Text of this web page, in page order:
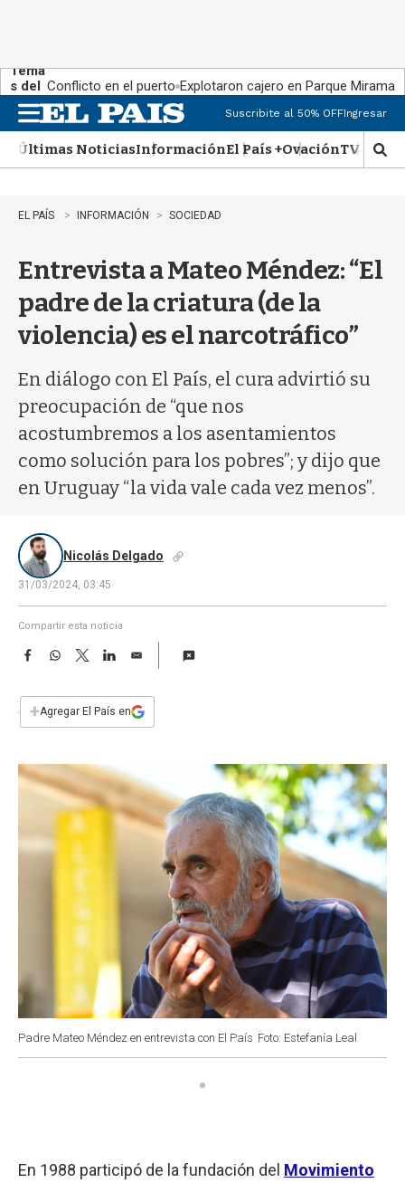
Tema
s del
día:
Conflicto en el puerto Explotaron cajero en Parque Miramar
n
u
Suscribite al 50% OFFIngresar
Últimas NoticiasInformaciónEl País +OvaciónTV Show
M
o
r
b
EL PAÍS INFORMACIÓN SOCIEDAD
Entrevista a Mateo Méndez: “El
padre de la criatura (de la
violencia) es el narcotráfico”
En diálogo con El País, el cura advirtió su
preocupación de “que nos
acostumbremos a los asentamientos
como solución para los pobres”; y dijo que
en Uruguay “la vida vale cada vez menos”.
Nicolás Delgado
31/03/2024, 03:45
Compartir esta noticia
F
e
b
k
W
s
p
T
w
t
L
n
E
i
l
+Agregar El País en
Padre Mateo Méndez en entrevista con El País Foto: Estefanía Leal
En 1988 participó de la fundación del Movimiento